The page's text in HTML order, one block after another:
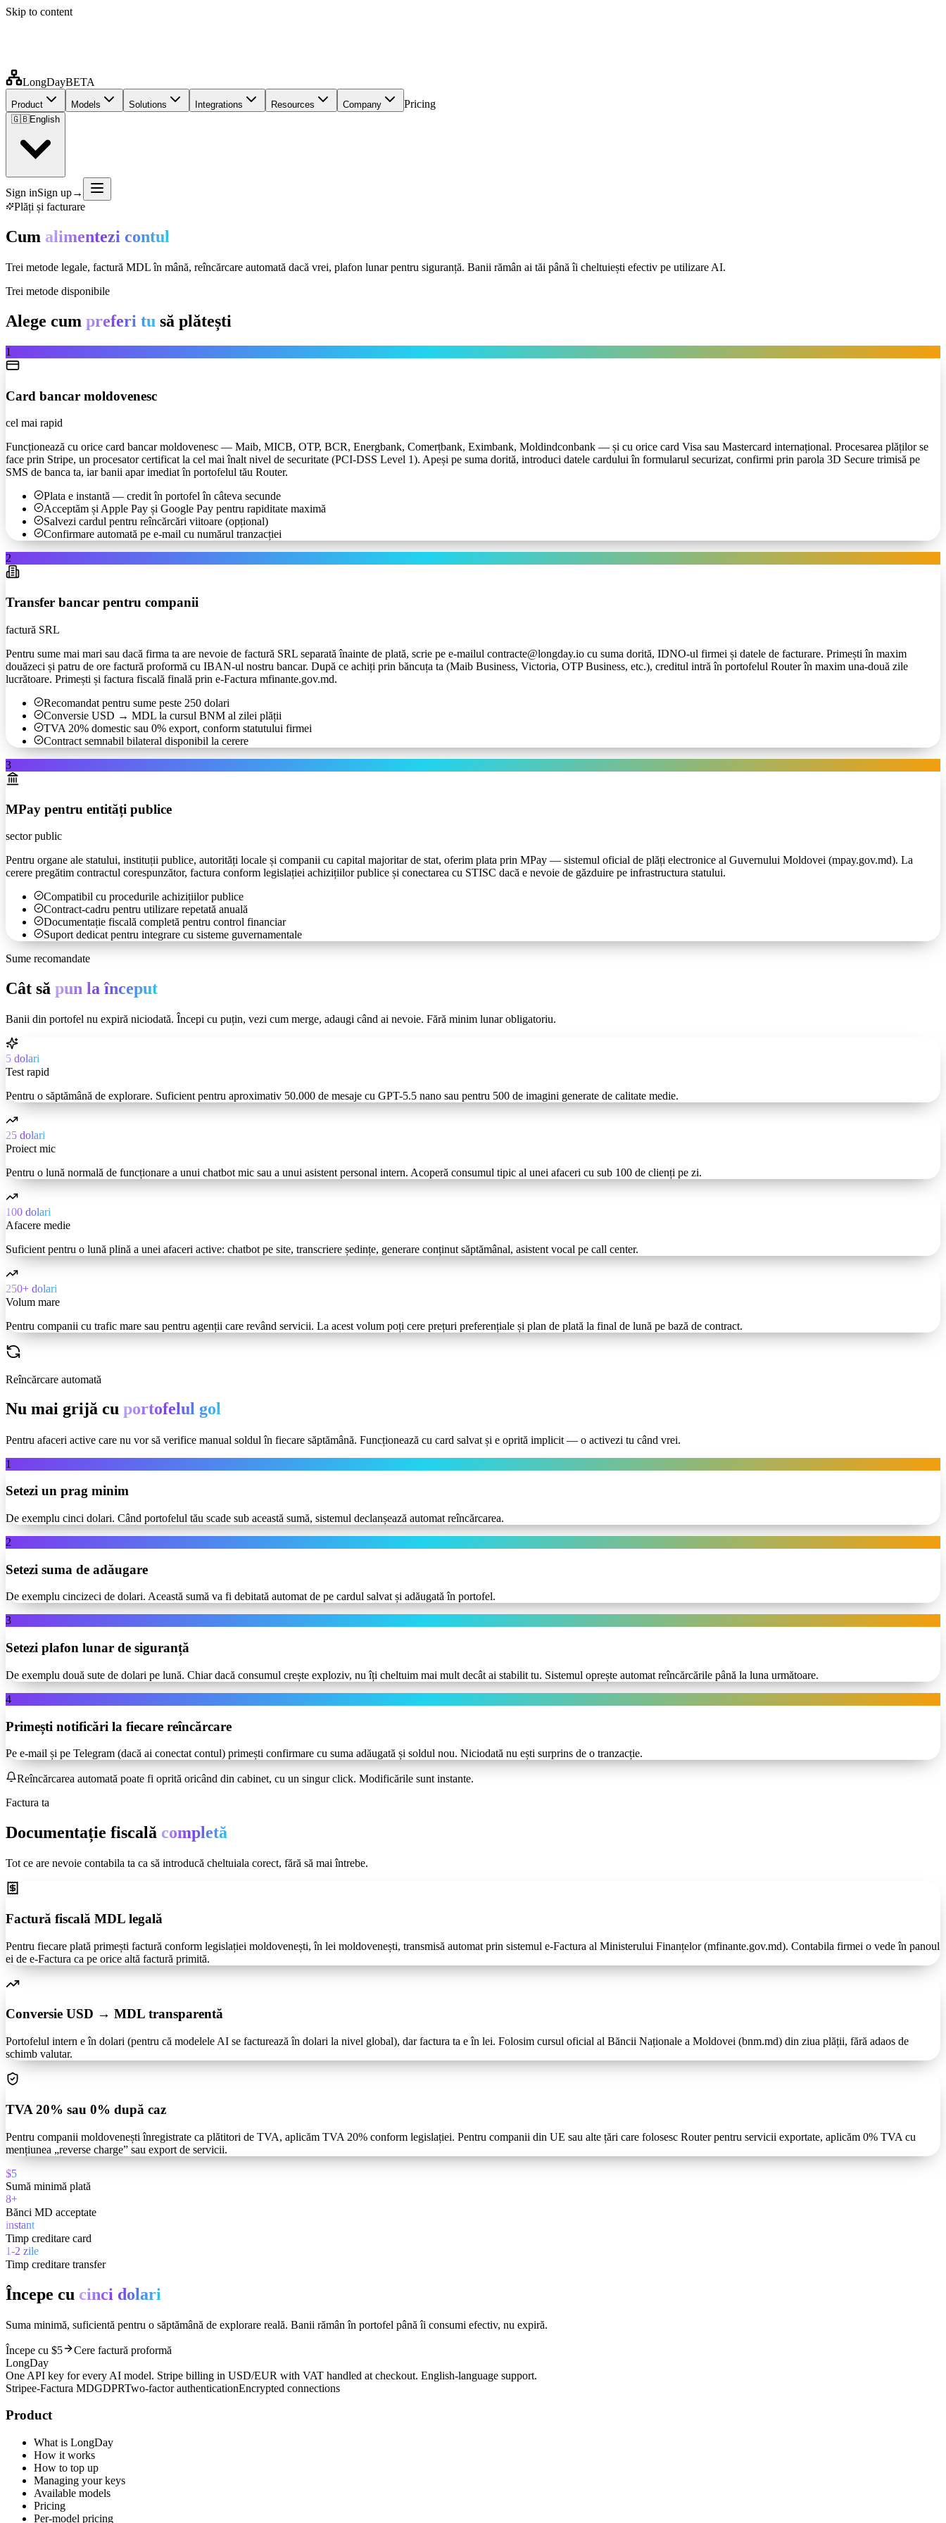
Skip to content
LongDayBETA
Product Models Solutions Integrations Resources Company Pricing
🇬🇧English
Sign inSign up→
Plăți și facturare
Cum alimentezi contul
Trei metode legale, factură MDL în mână, reîncărcare automată dacă vrei, plafon lunar pentru siguranță. Banii rămân ai tăi până îi cheltuiești efectiv pe utilizare AI.
Trei metode disponibile
Alege cum preferi tu să plătești
1
Card bancar moldovenesc
cel mai rapid
Funcționează cu orice card bancar moldovenesc — Maib, MICB, OTP, BCR, Energbank, Comerțbank, Eximbank, Moldindconbank — și cu orice card Visa sau Mastercard internațional. Procesarea plăților se
face prin Stripe, un procesator certificat la cel mai înalt nivel de securitate (PCI-DSS Level 1). Apeși pe suma dorită, introduci datele cardului în formularul securizat, confirmi prin parola 3D Secure trimisă pe
SMS de banca ta, iar banii apar imediat în portofelul tău Router.
Plata e instantă — credit în portofel în câteva secunde
Acceptăm și Apple Pay și Google Pay pentru rapiditate maximă
Salvezi cardul pentru reîncărcări viitoare (opțional)
Confirmare automată pe e-mail cu numărul tranzacției
2
Transfer bancar pentru companii
factură SRL
Pentru sume mai mari sau dacă firma ta are nevoie de factură SRL separată înainte de plată, scrie pe e-mailul contracte@longday.io cu suma dorită, IDNO-ul firmei și datele de facturare. Primești în maxim
douăzeci și patru de ore factură proformă cu IBAN-ul nostru bancar. După ce achiți prin băncuța ta (Maib Business, Victoria, OTP Business, etc.), creditul intră în portofelul Router în maxim una-două zile
lucrătoare. Primești și factura fiscală finală prin e-Factura mfinante.gov.md.
Recomandat pentru sume peste 250 dolari
Conversie USD → MDL la cursul BNM al zilei plății
TVA 20% domestic sau 0% export, conform statutului firmei
Contract semnabil bilateral disponibil la cerere
3
MPay pentru entități publice
sector public
Pentru organe ale statului, instituții publice, autorități locale și companii cu capital majoritar de stat, oferim plata prin MPay — sistemul oficial de plăți electronice al Guvernului Moldovei (mpay.gov.md). La
cerere pregătim contractul corespunzător, factura conform legislației achizițiilor publice și conectarea cu STISC dacă e nevoie de găzduire pe infrastructura statului.
Compatibil cu procedurile achizițiilor publice
Contract-cadru pentru utilizare repetată anuală
Documentație fiscală completă pentru control financiar
Suport dedicat pentru integrare cu sisteme guvernamentale
Sume recomandate
Cât să pun la început
Banii din portofel nu expiră niciodată. Începi cu puțin, vezi cum merge, adaugi când ai nevoie. Fără minim lunar obligatoriu.
5 dolari
Test rapid
Pentru o săptămână de explorare. Suficient pentru aproximativ 50.000 de mesaje cu GPT-5.5 nano sau pentru 500 de imagini generate de calitate medie.
25 dolari
Proiect mic
Pentru o lună normală de funcționare a unui chatbot mic sau a unui asistent personal intern. Acoperă consumul tipic al unei afaceri cu sub 100 de clienți pe zi.
100 dolari
Afacere medie
Suficient pentru o lună plină a unei afaceri active: chatbot pe site, transcriere ședințe, generare conținut săptămânal, asistent vocal pe call center.
250+ dolari
Volum mare
Pentru companii cu trafic mare sau pentru agenții care revând servicii. La acest volum poți cere prețuri preferențiale și plan de plată la final de lună pe bază de contract.
Reîncărcare automată
Nu mai grijă cu portofelul gol
Pentru afaceri active care nu vor să verifice manual soldul în fiecare săptămână. Funcționează cu card salvat și e oprită implicit — o activezi tu când vrei.
1
Setezi un prag minim
De exemplu cinci dolari. Când portofelul tău scade sub această sumă, sistemul declanșează automat reîncărcarea.
2
Setezi suma de adăugare
De exemplu cincizeci de dolari. Această sumă va fi debitată automat de pe cardul salvat și adăugată în portofel.
3
Setezi plafon lunar de siguranță
De exemplu două sute de dolari pe lună. Chiar dacă consumul crește exploziv, nu îți cheltuim mai mult decât ai stabilit tu. Sistemul oprește automat reîncărcările până la luna următoare.
4
Primești notificări la fiecare reîncărcare
Pe e-mail și pe Telegram (dacă ai conectat contul) primești confirmare cu suma adăugată și soldul nou. Niciodată nu ești surprins de o tranzacție.
Reîncărcarea automată poate fi oprită oricând din cabinet, cu un singur click. Modificările sunt instante.
Factura ta
Documentație fiscală completă
Tot ce are nevoie contabila ta ca să introducă cheltuiala corect, fără să mai întrebe.
Factură fiscală MDL legală
Pentru fiecare plată primești factură conform legislației moldovenești, în lei moldovenești, transmisă automat prin sistemul e-Factura al Ministerului Finanțelor (mfinante.gov.md). Contabila firmei o vede în panoul
ei de e-Factura ca pe orice altă factură primită.
Conversie USD → MDL transparentă
Portofelul intern e în dolari (pentru că modelele AI se facturează în dolari la nivel global), dar factura ta e în lei. Folosim cursul oficial al Băncii Naționale a Moldovei (bnm.md) din ziua plății, fără adaos de
schimb valutar.
TVA 20% sau 0% după caz
Pentru companii moldovenești înregistrate ca plătitori de TVA, aplicăm TVA 20% conform legislației. Pentru companii din UE sau alte țări care folosesc Router pentru servicii exportate, aplicăm 0% TVA cu
mențiunea „reverse charge” sau export de servicii.
$5
Sumă minimă plată
8+
Bănci MD acceptate
instant
Timp creditare card
1-2 zile
Timp creditare transfer
Începe cu cinci dolari
Suma minimă, suficientă pentru o săptămână de explorare reală. Banii rămân în portofel până îi consumi efectiv, nu expiră.
Începe cu $5
Cere factură proformă
LongDay
One API key for every AI model. Stripe billing in USD/EUR with VAT handled at checkout. English-language support.
Stripee-Factura MDGDPRTwo-factor authenticationEncrypted connections
Product
What is LongDay
How it works
How to top up
Managing your keys
Available models
Pricing
Per-model pricing